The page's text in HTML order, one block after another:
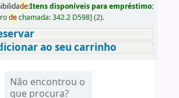
de:Itens disponíveis para empréstimo:
dechamada:342.2 D598] (2).
ao seu carrinho
Não encontrou o
que procura?